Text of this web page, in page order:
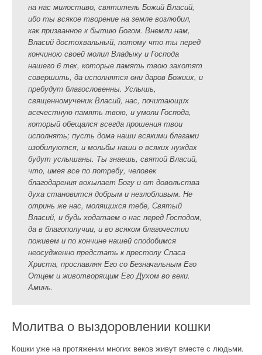
на нас милостиво, святитель Божий Власий,
ибо ты всякое творение на земле возлюбил,
как призванное к бытию Богом. Внемли нам,
Власий достохвальный, потому что ты перед
кончиною своей молил Владыку и Господа
нашего 6 тех, которые память твою захотят
совершить, да исполнятся они даров Божиих, и
пребудут благословенны. Услышь,
священномученик Власий, нас, почитающих
всечестную память твою, и умоли Господа,
который обещался всегда прошения твои
исполнять; пусть дома наши всякими благами
изобилуются, и мольбы наши о всяких нуждах
будут услышаны. Ты знаешь, святой Власий,
что, имея все по потребу, человек
благодарения вохылает Богу и от довольства
духа становится добрым и незлобливым. Не
отринь же нас, молящихся тебе, Святый
Власий, и будь ходатаем о нас перед Господом,
да в благополучии, и во всяком благочестии
поживем и по кончине нашей сподобимся
неосудженно предстать к престолу Спаса
Христа, прославляя Его со Безначальным Его
Отцем и животворящим Его Духом во веки.
Аминь.
Молитва о выздоровлении кошки
Кошки уже на протяжении многих веков живут вместе с людьми.